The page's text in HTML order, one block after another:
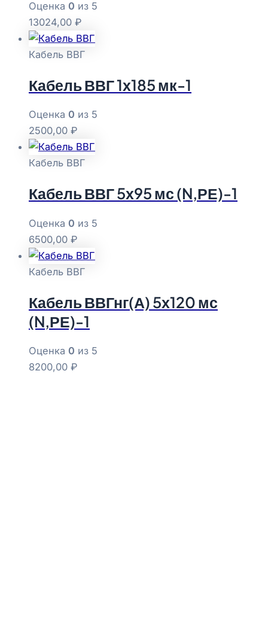
Оценка 0 из 5
13024,00 ₽
Кабель ВВГ
Кабель ВВГ 1х185 мк-1
Оценка 0 из 5
2500,00 ₽
Кабель ВВГ
Кабель ВВГ 5х95 мс (N,РЕ)-1
Оценка 0 из 5
6500,00 ₽
Кабель ВВГ
Кабель ВВГнг(А) 5х120 мс
(N,РЕ)-1
Оценка 0 из 5
8200,00 ₽